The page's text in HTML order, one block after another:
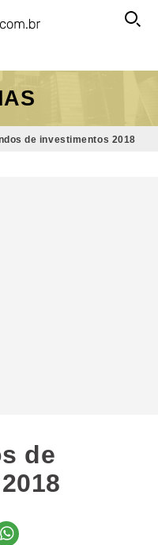
de investimentos 2018
de